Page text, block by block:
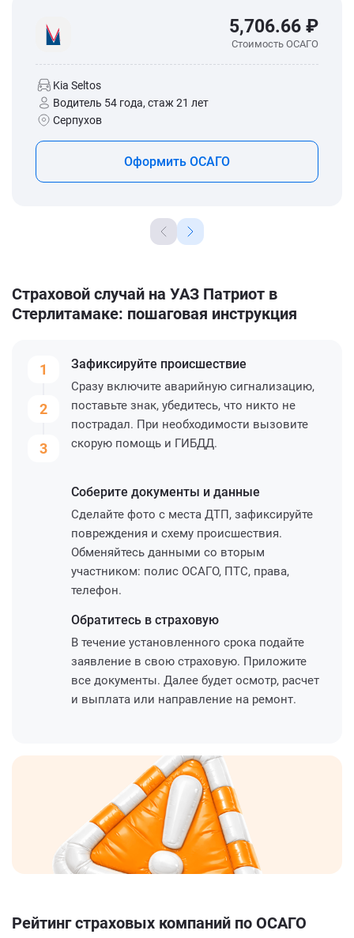
5,706.66 ₽
Стоимость ОСАГО
Kia Seltos
Водитель 54 года, стаж 21 лет
Серпухов
Оформить ОСАГО
Страховой случай на УАЗ Патриот в
Стерлитамаке: пошаговая инструкция
1
2
3
Зафиксируйте происшествие
Сразу включите аварийную сигнализацию,
поставьте знак, убедитесь, что никто не
пострадал. При необходимости вызовите
скорую помощь и ГИБДД.
Соберите документы и данные
Сделайте фото с места ДТП, зафиксируйте
повреждения и схему происшествия.
Обменяйтесь данными со вторым
участником: полис ОСАГО, ПТС, права,
телефон.
Обратитесь в страховую
В течение установленного срока подайте
заявление в свою страховую. Приложите
все документы. Далее будет осмотр, расчет
и выплата или направление на ремонт.
Рейтинг страховых компаний по ОСАГО